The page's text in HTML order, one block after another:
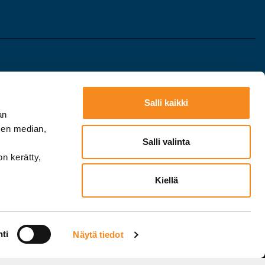
median,
kerätty,
Näytä tiedot
Salli kaikki
Salli valinta
Kiellä